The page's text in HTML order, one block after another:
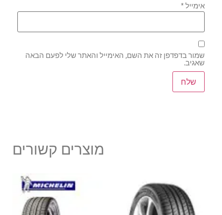
אימייל*
שמור בדפדפן זה את השם, האימייל והאתר שלי לפעם הבאה
שאגיב.
מוצרים קשורים